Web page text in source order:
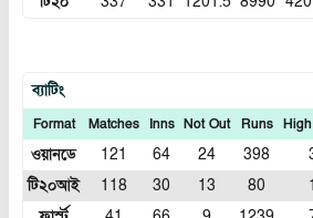
ব্যাটিং
Format Matches Inns Not Out Runs
ওয়ানডে 121 64 24 398
টি২০আই
118 30 13 80